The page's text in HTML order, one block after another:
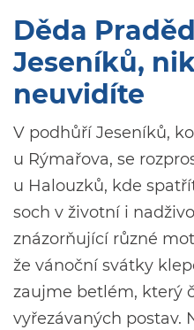
Děda
Jeseníků,
neuvidíte
V podhůří Jeseníků,
u Rýmařova, se
u Halouzků, kde
soch v životní i
znázorňující různé
že vánoční svátky
zaujme betlém, který
vyřezávaných postav.